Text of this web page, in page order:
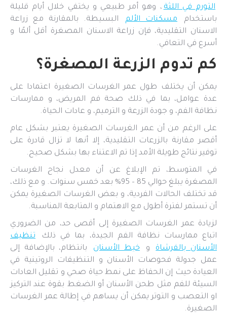
التورم في اللثة ، وهو أمر طبيعي و يختفي خلال أيام قليلة
باستخدام
مسكنات الألم
البسيطة. بالمقارنة مع زراعة
الاسنان التقليدية، فإن زراعة الاسنان المصغرة أقل ألمًا و
أسرع في التعافي.
كم تدوم الزرعة المصغرة؟
يمكن أن يختلف طول عمر الغرسات الصغيرة اعتمادا على
عدة عوامل، بما في ذلك صحة فم المريض، و ممارسات
نظافة الفم، و جودة الزرعة و الترميم، و عادات الحياة.
على الرغم من أن عمر الغرسات الصغيرة يعتبر بشكل عام
أقصر مقارنة بالزرعات التقليدية، إلا أنها لا تزال قادرة على
توفير نتائج طويلة الأمد إذا تم الاعتناء بها بشكل صحيح.
في المتوسط، تم الإبلاغ عن أن معدل نجاح الغرسات
المصغرة يبلغ حوالي 85 – 95% بعد خمس سنوات. و مع ذلك،
قد تختلف الحالات الفردية، و بعض الغرسات الصغيرة يمكن
أن تستمر لفترة أطول مع الاهتمام و المتابعة المناسبة.
لزيادة عمر الغرسات الصغيرة إلى أقصى حد، من الضروري
اتباع ممارسات نظافة الفم الجيدة، بما في ذلك
تنظيف
الأسنان بالفرشاة
و خيط الأسنان
بانتظام، بالإضافة إلى
عمل جدولة فحوصات الأسنان و التنظيفات الروتينية في
العيادة حيث إن الحفاظ على نمط حياة صحي و تقليل العادات
السيئة للفم مثل طحن الأسنان أو الضغط بقوة عند التركيز
او التعصب و التوتر يمكن أن يساهم في إطالة عمر الغرسات
الصغيرة.